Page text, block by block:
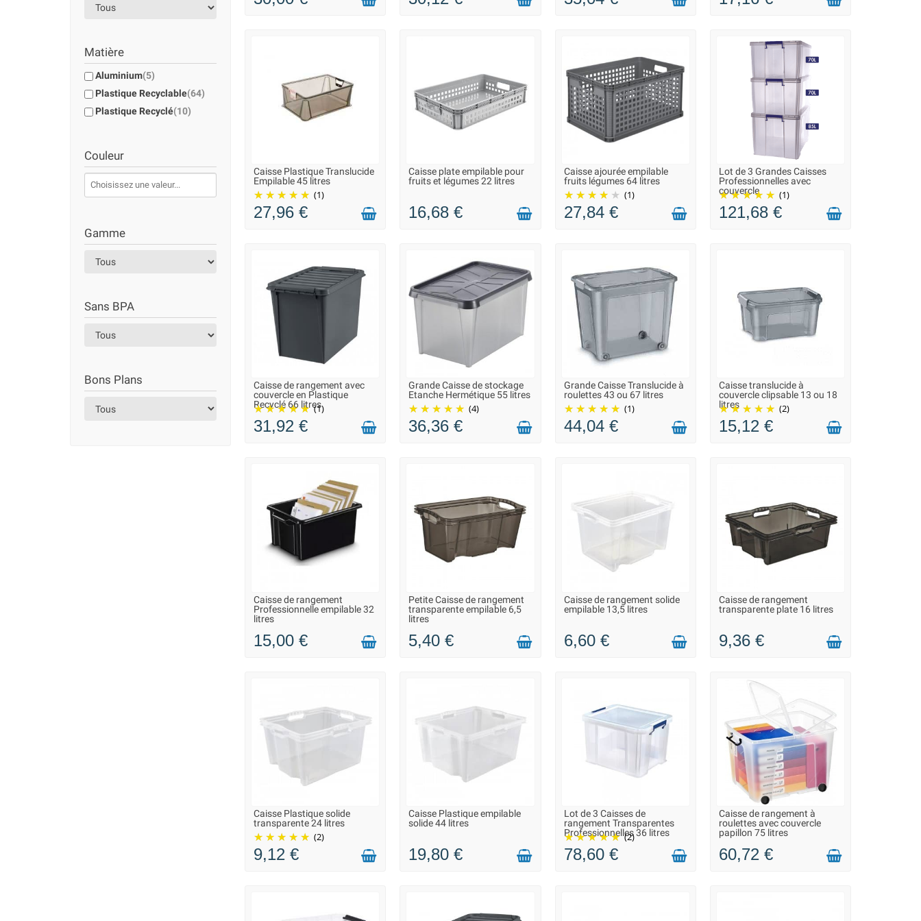
Matière
Aluminium(5)
Plastique Recyclable(64)
Plastique Recyclé(10)
Couleur
Gamme
Sans BPA
Bons Plans
LIVRAISON 2 À 3 JOURS
Caisse Plastique Translucide
Empilable 45 litres
(1)
27,96 €
LIVRAISON 2 À 3 JOURS
Caisse plate empilable pour
fruits et légumes 22 litres
16,68 €
LIVRAISON 2 À 3 JOURS
Caisse ajourée empilable
fruits légumes 64 litres
(1)
27,84 €
LIVRAISON 2 À 3 JOURS
Lot de 3 Grandes Caisses
Professionnelles avec
couvercle
(1)
121,68 €
EN STOCK DANS 10 JOURS -
VOUS POUVEZ COMMANDER
Caisse de rangement avec
couvercle en Plastique
Recyclé 66 litres
(1)
31,92 €
EN STOCK DANS 10 JOURS -
VOUS POUVEZ COMMANDER
Grande Caisse de stockage
Etanche Hermétique 55 litres
(4)
36,36 €
LIVRAISON 2 À 3 JOURS
Grande Caisse Translucide à
roulettes 43 ou 67 litres
(1)
44,04 €
LIVRAISON 2 À 3 JOURS
Caisse translucide à
couvercle clipsable 13 ou 18
litres
(2)
15,12 €
LIVRAISON 2 À 3 JOURS
Caisse de rangement
Professionnelle empilable 32
litres
15,00 €
LIVRAISON 2 À 3 JOURS
Petite Caisse de rangement
transparente empilable 6,5
litres
5,40 €
LIVRAISON 2 À 3 JOURS
Caisse de rangement solide
empilable 13,5 litres
6,60 €
LIVRAISON 2 À 3 JOURS
Caisse de rangement
transparente plate 16 litres
9,36 €
LIVRAISON 2 À 3 JOURS
Caisse Plastique solide
transparente 24 litres
(2)
9,12 €
LIVRAISON 2 À 3 JOURS
Caisse Plastique empilable
solide 44 litres
19,80 €
LIVRAISON 2 À 3 JOURS
Lot de 3 Caisses de
rangement Transparentes
Professionnelles 36 litres
(2)
78,60 €
LIVRAISON 2 À 3 JOURS
Caisse de rangement à
roulettes avec couvercle
papillon 75 litres
60,72 €